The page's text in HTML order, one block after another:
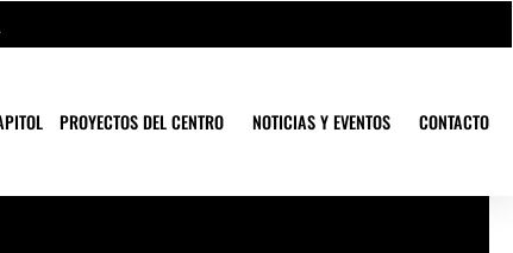
PROYECTOS DEL CENTRO NOTICIAS Y EVENTOS CONTACTO